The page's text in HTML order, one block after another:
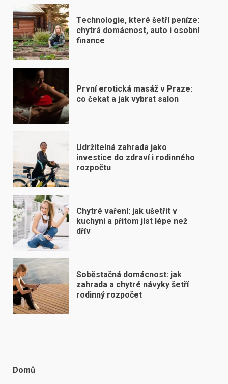
Technologie, které šetří peníze:
chytrá domácnost, auto i osobní
finance
První erotická masáž v Praze:
co čekat a jak vybrat salon
Udržitelná zahrada jako
investice do zdraví i rodinného
rozpočtu
Chytré vaření: jak ušetřit v
kuchyni a přitom jíst lépe než
dřív
Soběstačná domácnost: jak
zahrada a chytré návyky šetří
rodinný rozpočet
Domů